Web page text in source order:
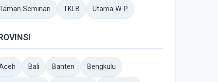
Seminari TKLB Utama W P
Bali Banten Bengkulu